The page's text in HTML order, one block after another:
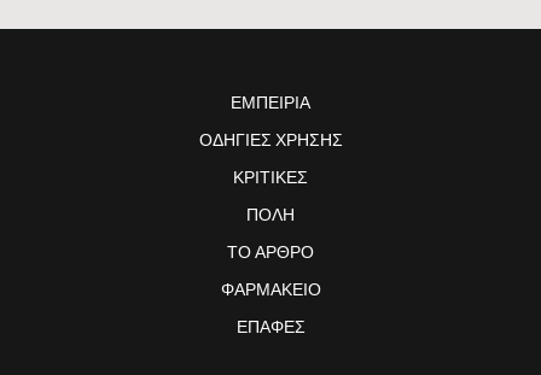
ΕΜΠΕΙΡΊΑ
ΟΔΗΓΊΕΣ ΧΡΉΣΗΣ
ΚΡΙΤΙΚΈΣ
ΠΌΛΗ
ΤΟ ΆΡΘΡΟ
ΦΑΡΜΑΚΕΊΟ
ΕΠΑΦΈΣ